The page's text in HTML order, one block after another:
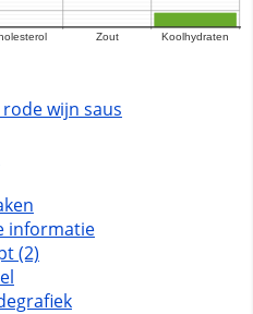
wijn saus
informatie
(2)